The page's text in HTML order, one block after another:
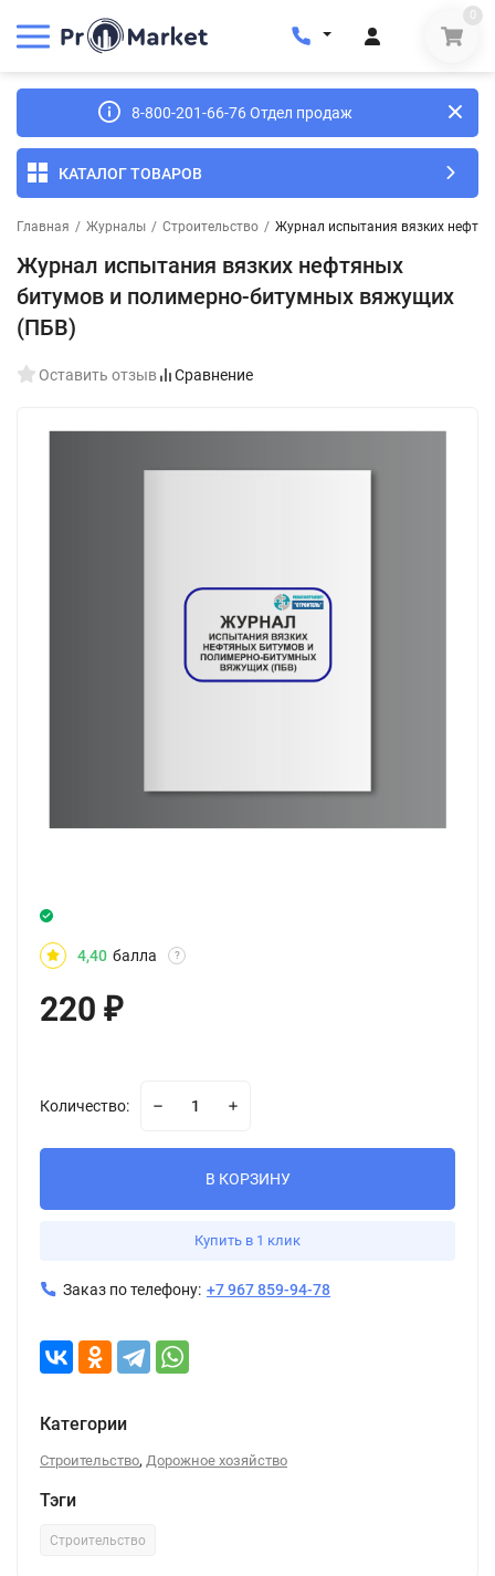
0
8-800-201-66-76 Отдел продаж
КАТАЛОГ ТОВАРОВ
Главная / Журналы / Строительство / Журнал испытания вязких
Журнал испытания вязких нефтяных
битумов и полимерно-битумных вяжущих
(ПБВ)
Оставить отзыв Сравнение
4,40 балла ?
220 ₽
Количество:
В КОРЗИНУ
Купить в 1 клик
Заказ по телефону: +7 967 859-94-78
Категории
Строительство, Дорожное хозяйство
Тэги
Строительство